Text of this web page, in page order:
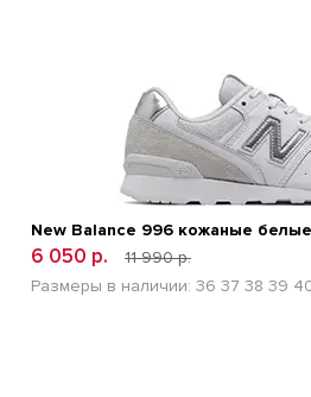
New Balance 996 кожаные
6 050 р.
11 990 р.
Размеры в наличии: 36 37 38 39